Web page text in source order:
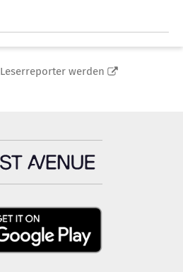
Leserreporter werden